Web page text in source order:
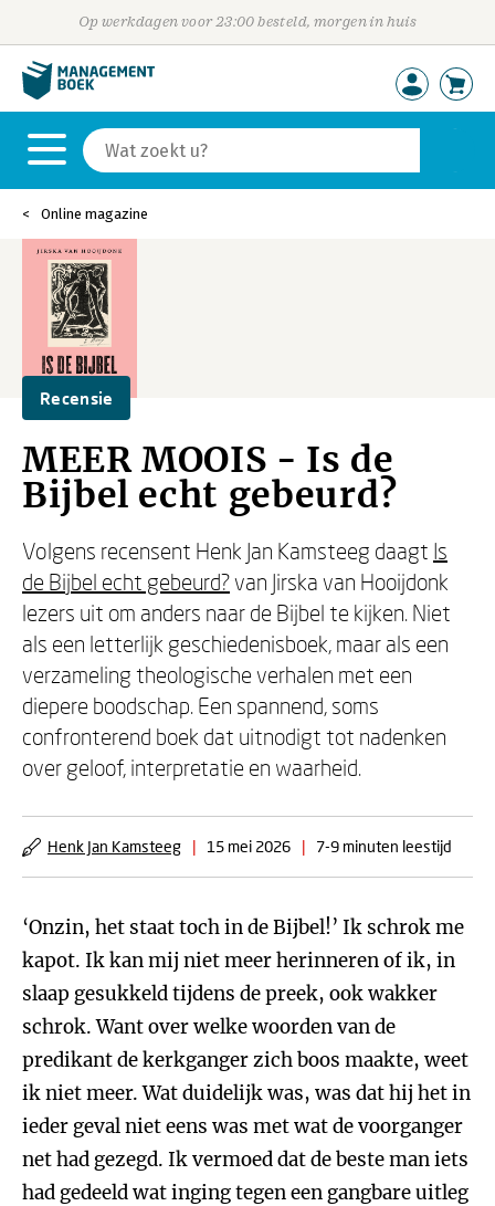
Op werkdagen voor 23:00 besteld, morgen in huis
Online magazine
Recensie
MEER MOOIS - Is de
Bijbel echt gebeurd?
Volgens recensent Henk Jan Kamsteeg daagt Is
de Bijbel echt gebeurd?van Jirska van Hooijdonk
lezers uit om anders naar de Bijbel te kijken. Niet
als een letterlijk geschiedenisboek, maar als een
verzameling theologische verhalen met een
diepere boodschap. Een spannend, soms
confronterend boek dat uitnodigt tot nadenken
over geloof, interpretatie en waarheid.
Henk Jan Kamsteeg | 15 mei 2026 | 7-9 minuten leestijd
‘Onzin, het staat toch in de Bijbel!’ Ik schrok me
kapot. Ik kan mij niet meer herinneren of ik, in
slaap gesukkeld tijdens de preek, ook wakker
schrok. Want over welke woorden van de
predikant de kerkganger zich boos maakte, weet
ik niet meer. Wat duidelijk was, was dat hij het in
ieder geval niet eens was met wat de voorganger
net had gezegd. Ik vermoed dat de beste man iets
had gedeeld wat inging tegen een gangbare uitleg